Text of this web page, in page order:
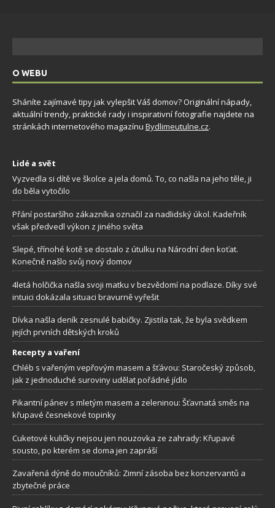
O WEBU
Sháníte zajímavé tipy jak vylepšit Váš domov? Originální nápady,
aktuální trendy, praktické rady i inspirativní fotografie najdete na
stránkách internetového magazínu Bydlimeutulne.cz.
Lidé a svět
Vyzvedla si dítě ve školce a jela domů. To, co našla na jeho těle, ji
do běla vytočilo
Přání postaršího zákazníka označil za nadlidský úkol. Kadeřník
však předvedl výkon z jiného světa
Slepé, třínohé kotě se dostalo z útulku na Národní den koťat.
Konečně našlo svůj nový domov
4letá holčička našla svoji matku v bezvědomí na podlaze. Díky své
intuici dokázala situaci bravurně vyřešit
Dívka našla deník zesnulé babičky. Zjistila tak, že byla svědkem
jejích prvních dětských kroků
Recepty a vaření
Chléb s vařeným vepřovým masem a šťávou: Staročeský způsob,
jak z jednoduché suroviny udělat pořádné jídlo
Pikantní pánev s mletým masem a zeleninou: Šťavnatá směs na
křupavé česnekové topinky
Cuketové kuličky nejsou jen nouzovka ze zahrady: Křupavé
sousto, po kterém se doma jen zapráší
Zavařená dýně do moučníků: Zimní zásoba bez konzervantů a
zbytečné práce